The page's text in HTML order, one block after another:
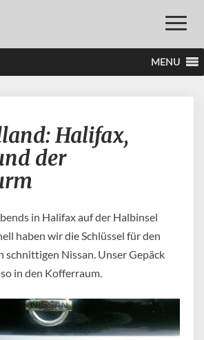
Toggle
MENU
Halifax,
Titanic
und
Halifax,
der
in Halifax auf der Halbinsel
haben wir die Schlüssel für den
schnittigen Nissan. Unser Gepäck
in den Kofferraum.